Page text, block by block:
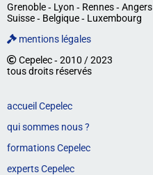
Grenoble ‐ Lyon ‐ Rennes ‐ Angers
Suisse ‐ Belgique ‐ Luxembourg
mentions légales
Cepelec ‐ 2010 / 2023
tous droits réservés
accueil Cepelec
qui sommes nous ?
formations Cepelec
experts Cepelec